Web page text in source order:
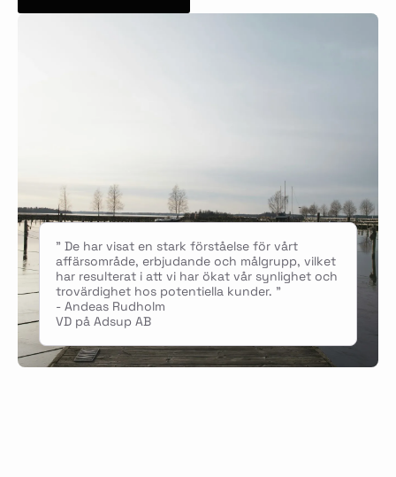
" De har visat en stark förståelse för vårt
affärsområde, erbjudande och målgrupp, vilket
har resulterat i att vi har ökat vår synlighet och
trovärdighet hos potentiella kunder. "
- Andeas Rudholm
VD på Adsup AB